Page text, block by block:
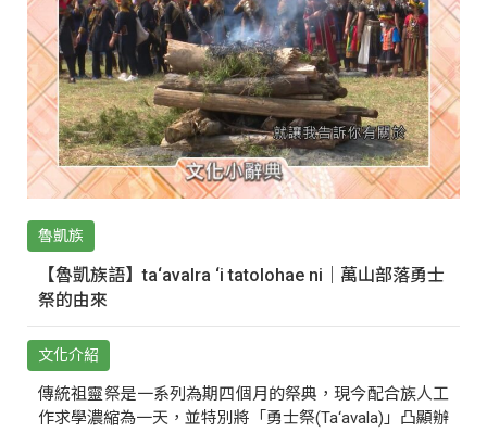
魯凱族
【魯凱族語】ta‘avalra ‘i tatolohae ni｜萬山部落勇士
祭的由來
文化介紹
傳統祖靈祭是一系列為期四個月的祭典，現今配合族人工
作求學濃縮為一天，並特別將「勇士祭(Ta‘avala)」凸顯辦